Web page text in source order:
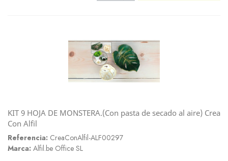
KIT 9 HOJA DE MONSTERA.(Con pasta de secado al aire) Crea
Con Alfil
Referencia: CreaConAlfil-ALF00297
Marca: Alfil.be Office SL